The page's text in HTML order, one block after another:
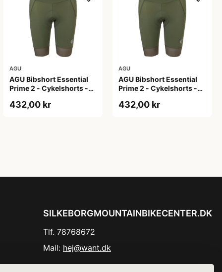
AGU
AGU Bibshort Essential
Prime 2 - Cykelshorts -
2XL
432,00 kr
AGU
AGU Bibshort Essential
Prime 2 - Cykelshorts -
432,00 kr
SILKEBORGMOUNTAINBIKECENTER.DK
Tlf. 78768672
Mail: hej@want.dk